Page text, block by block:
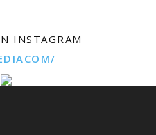
INSTAGRAM